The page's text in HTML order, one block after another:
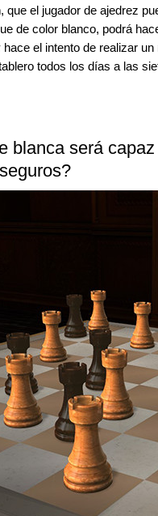
que el jugador de ajedrez
de color blanco, podrá
el intento de realizar
todos los días a las
blanca será